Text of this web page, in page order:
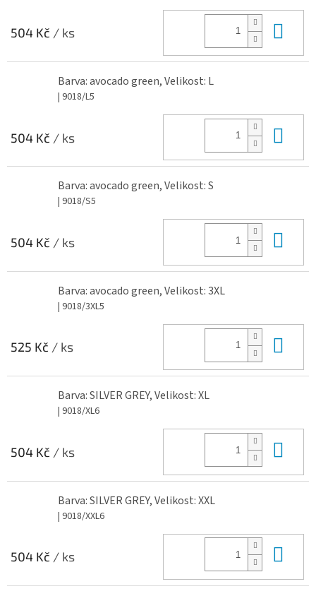
504 Kč / ks
Barva: avocado green, Velikost: L
| 9018/L5
504 Kč / ks
Barva: avocado green, Velikost: S
| 9018/S5
504 Kč / ks
Barva: avocado green, Velikost: 3XL
| 9018/3XL5
525 Kč / ks
Barva: SILVER GREY, Velikost: XL
| 9018/XL6
504 Kč / ks
Barva: SILVER GREY, Velikost: XXL
| 9018/XXL6
504 Kč / ks